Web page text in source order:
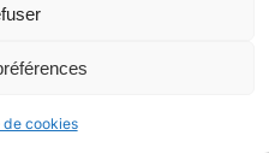
de cookies